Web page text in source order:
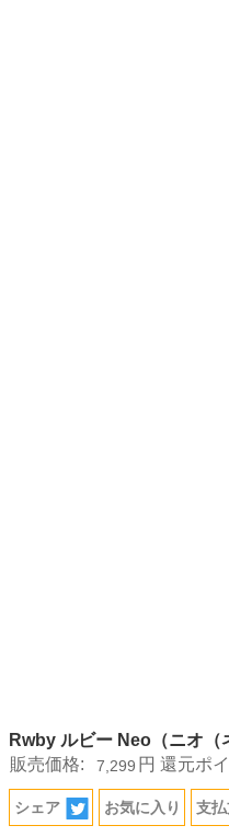
Rwby ルビー Neo（ニオ（
販売価格:
7,299 円 還元ポ
シェア お気に入り 支